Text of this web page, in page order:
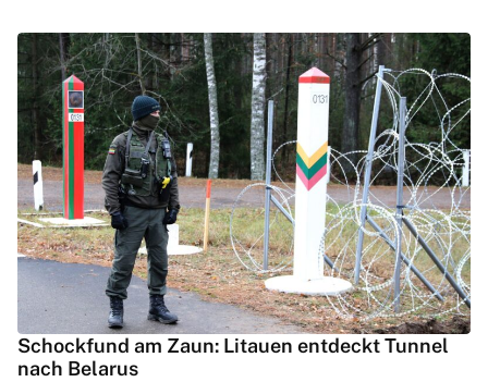
Schockfund am Zaun: Litauen entdeckt Tunnel
nach Belarus